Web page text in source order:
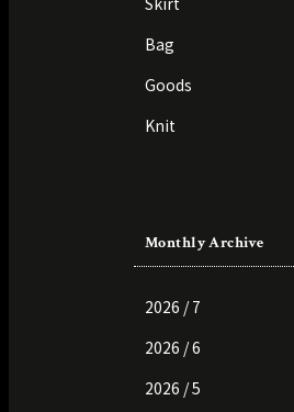
Bag
Goods
Knit
Monthly Archive
2026 / 7
2026 / 6
2026 / 5